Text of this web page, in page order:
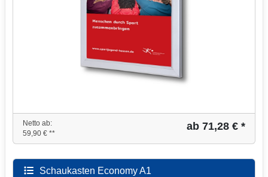
Netto ab:
59,90 € **
ab 71,28 € *
Schaukasten Economy A1